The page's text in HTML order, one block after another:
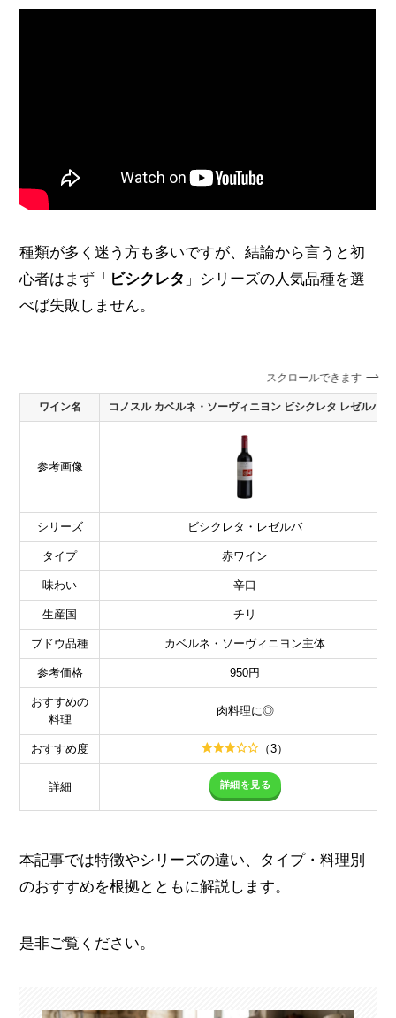
種類が多く迷う方も多いですが、結論から言うと初
心者はまず「 ビシクレタ 」シリーズの人気品種を選
べば失敗しません。
スクロールできます
ワイン名 コノスル カベルネ・ソーヴィニヨン ビシクレタ レゼルバ
参考画像
シリーズ ビシクレタ・レゼルバ
タイプ 赤ワイン
味わい 辛口
生産国 チリ
ブドウ品種 カベルネ・ソーヴィニヨン主体
参考価格 950円
おすすめの
料理
肉料理に◎
おすすめ度 （3）
詳細 詳細を見る
本記事では特徴やシリーズの違い、タイプ・料理別
のおすすめを根拠とともに解説します。
是非ご覧ください。